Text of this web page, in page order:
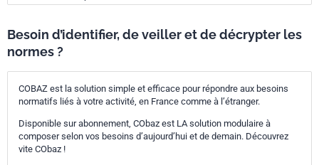
Besoin d’identifier, de veiller et de décrypter les
normes ?
COBAZ est la solution simple et efficace pour répondre aux besoins
normatifs liés à votre activité, en France comme à l’étranger.
Disponible sur abonnement, CObaz est LA solution modulaire à
composer selon vos besoins d’aujourd’hui et de demain. Découvrez
vite CObaz !